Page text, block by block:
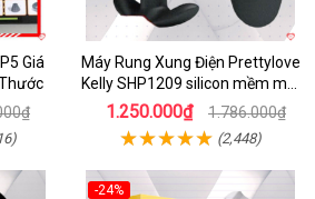
Giá
Máy Rung Xung Điện Prettylove
Kelly SHP1209 silicon mềm mại
tiện lợi
1.250.000₫ 1.786.000₫
(2,448)
-24%